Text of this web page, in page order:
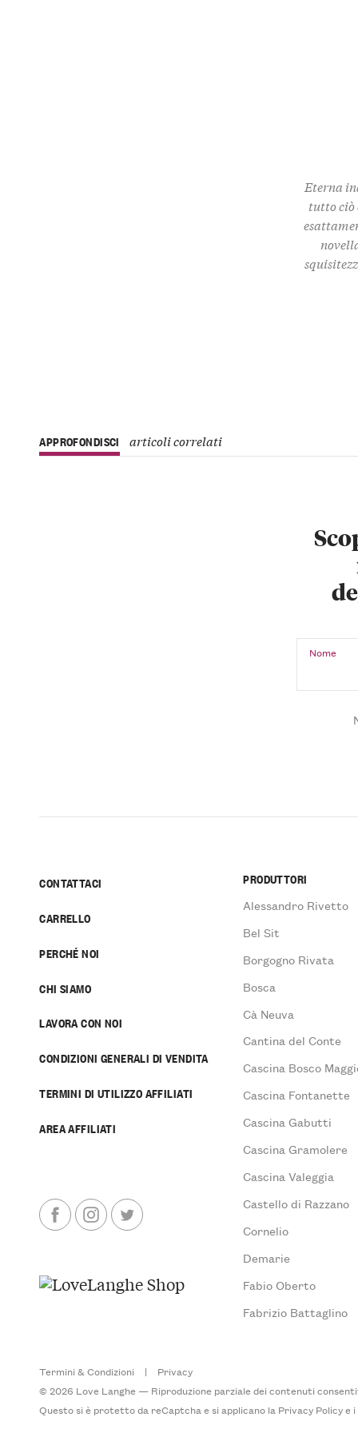
Eterna
tutto ciò
APPROFONDISCI articoli correlati
Nome
CONTATTACI
CARRELLO
PERCHÉ NOI
CHI SIAMO
LAVORA CON NOI
CONDIZIONI GENERALI DI VENDITA
TERMINI DI UTILIZZO AFFILIATI
AREA AFFILIATI
PRODUTTORI
Alessandro Rivetto
Bel Sit
Borgogno Rivata
Bosca
Cà Neuva
Cantina del Conte
Cascina Bosco
Cascina Fontanette
Cascina Gabutti
Cascina Gramolere
Cascina Valeggia
Castello di Razzano
Cornelio
Demarie
Fabio Oberto
Fabrizio Battaglino
Termini & Condizioni |
Privacy
© 2026 Love Langhe — Riproduzione parziale dei contenuti
Questo si è protetto da reCaptcha e si applicano la Privacy Policye i